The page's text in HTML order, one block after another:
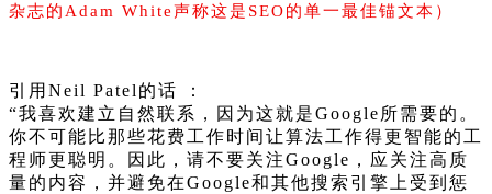
杂志的Adam White声称这是SEO的单一最佳锚文本）
引用Neil Patel的话 ：
“我喜欢建立自然联系，因为这就是Google所需要的。
你不可能比那些花费工作时间让算法工作得更智能的工
程师更聪明。因此，请不要关注Google，应关注高质
量的内容，并避免在Google和其他搜索引擎上受到惩